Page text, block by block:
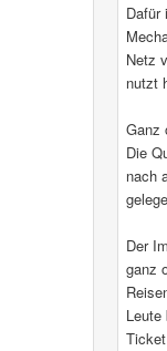
Dafür
Netz
nutzt
Ganz
Die
nach
Der
ganz
Leute